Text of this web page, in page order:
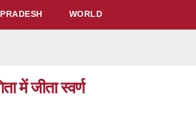
WORLD
में जीता स्वर्ण